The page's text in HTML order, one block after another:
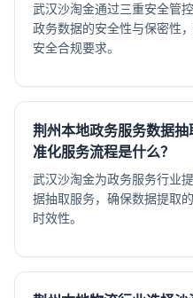
武汉沙淘金通过三重安全管
政务数据的安全性与保密性
安全合规要求。
荆州本地政务服务数据
准化服务流程是什么？
武汉沙淘金为政务服务行业
据抽取服务，确保数据提取
时效性。